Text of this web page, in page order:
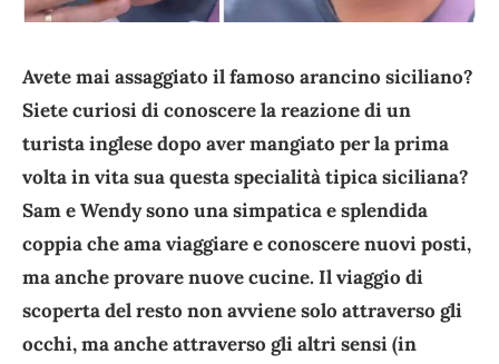
Avete mai assaggiato il famoso arancino siciliano?
Siete curiosi di conoscere la reazione di un
turista inglese dopo aver mangiato per la prima
volta in vita sua questa specialità tipica siciliana?
Sam e Wendy sono una simpatica e splendida
coppia che ama viaggiare e conoscere nuovi posti,
ma anche provare nuove cucine. Il viaggio di
scoperta del resto non avviene solo attraverso gli
occhi, ma anche attraverso gli altri sensi (in